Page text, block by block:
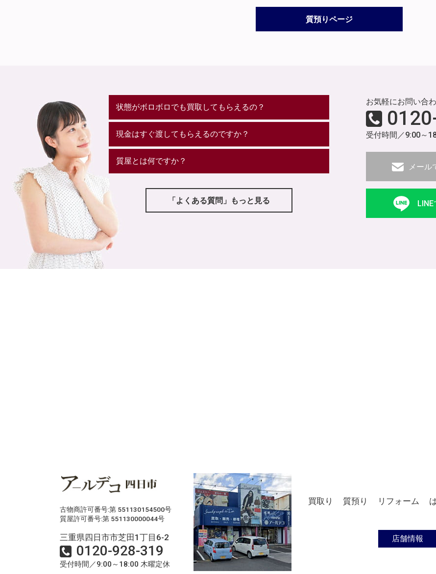
質預りページ
状態がボロボロでも買取してもらえるの？
現金はすぐ渡してもらえるのですか？
質屋とは何ですか？
「よくある質問」もっと見る
お気軽にお問い合
受付時間／9:00～
メール
古物商許可番号:第 551130154500号
質屋許可番号:第 551130000044号
三重県四日市市芝田1丁目6-2
0120-928-319
受付時間／9:00～18:00 木曜定休
買取り 質預り リフォーム
店舗情報